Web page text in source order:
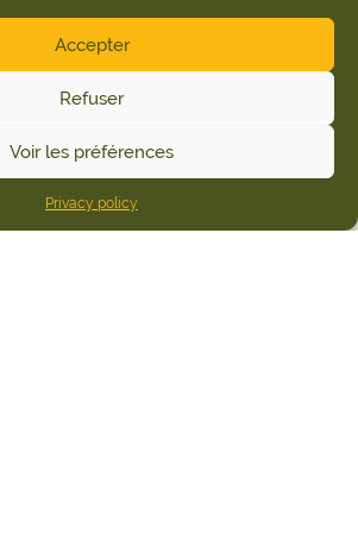
Accepter
Refuser
Voir les préférences
Privacy policy